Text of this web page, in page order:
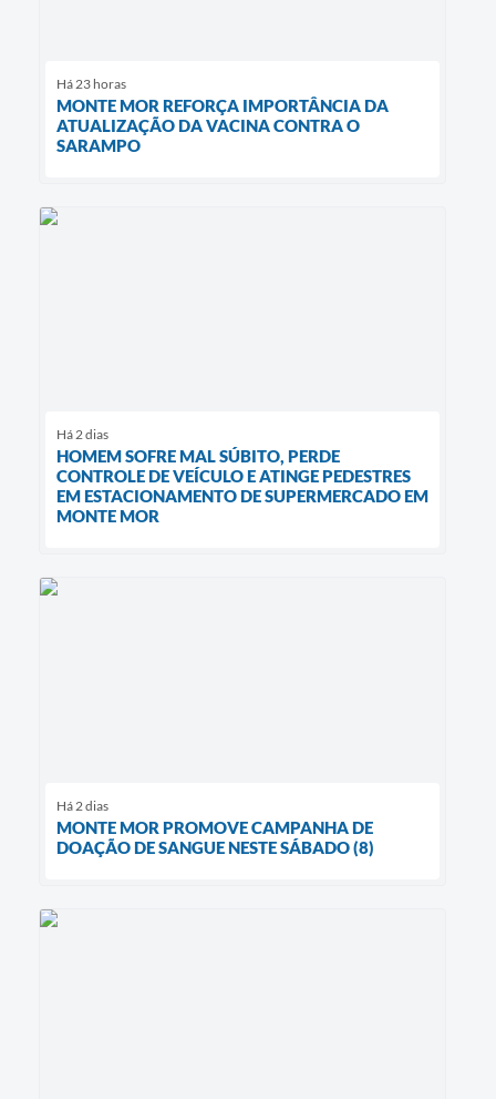
Há 23 horas
MONTE MOR REFORÇA IMPORTÂNCIA DA
ATUALIZAÇÃO DA VACINA CONTRA O
SARAMPO
Há 2 dias
HOMEM SOFRE MAL SÚBITO, PERDE
CONTROLE DE VEÍCULO E ATINGE PEDESTRES
EM ESTACIONAMENTO DE SUPERMERCADO EM
MONTE MOR
Há 2 dias
MONTE MOR PROMOVE CAMPANHA DE
DOAÇÃO DE SANGUE NESTE SÁBADO (8)